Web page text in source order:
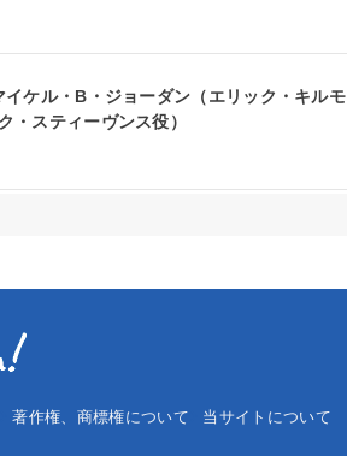
イケル・B・ジョーダン（エリック・キルモ
・スティーヴンス役）
著作権、商標権について 当サイトについて